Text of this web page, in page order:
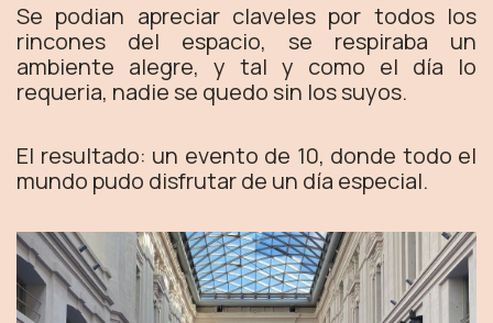
Se podian apreciar claveles por todos los
rincones del espacio, se respiraba un
ambiente alegre, y tal y como el día lo
requeria, nadie se quedo sin los suyos.
El resultado: un evento de 10, donde todo el
mundo pudo disfrutar de un día especial.